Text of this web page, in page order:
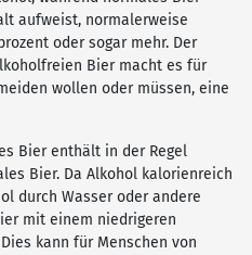
aufweist, normalerweise
oder sogar mehr. Der
Bier macht es für
wollen oder müssen, eine
Bier enthält in der Regel
Bier. Da Alkohol kalorienreich
durch Wasser oder andere
mit einem niedrigeren
kann für Menschen von